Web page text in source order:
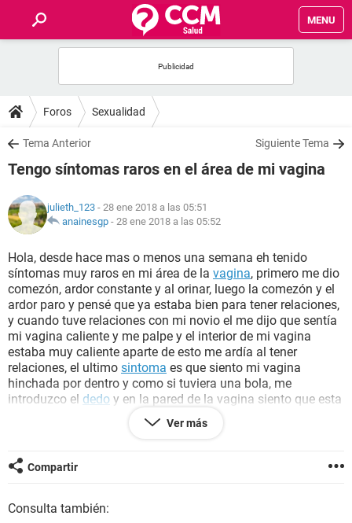
MENU
FOROS
SALUD
FAMILIA
NUTRICIÓN
BIENESTAR
SEXUALIDAD
GLOSARIO
Foros Sexualidad
Tema Anterior Siguiente Tema
Tengo síntomas raros en el área de mi vagina
julieth_123 - 28 ene 2018 a las 05:51
anainesgp - 28 ene 2018 a las 05:52
Hola, desde hace mas o menos una semana eh tenido
síntomas muy raros en mi área de la vagina, primero me dio
comezón, ardor constante y al orinar, luego la comezón y el
ardor paro y pensé que ya estaba bien para tener relaciones,
y cuando tuve relaciones con mi novio el me dijo que sentía
mi vagina caliente y me palpe y el interior de mi vagina
estaba muy caliente aparte de esto me ardía al tener
relaciones, el ultimo sintoma es que siento mi vagina
hinchada por dentro y como si tuviera una bola, me
introduzco el dedo y en la pared de la vagina siento que esta
hinchado como una bola, ademas a mi novio le salio como
una especie de nacido en el tronco del
¿que puede ser esto? ayúdenme estoy preocupada
Ver más
Compartir
Consulta también: